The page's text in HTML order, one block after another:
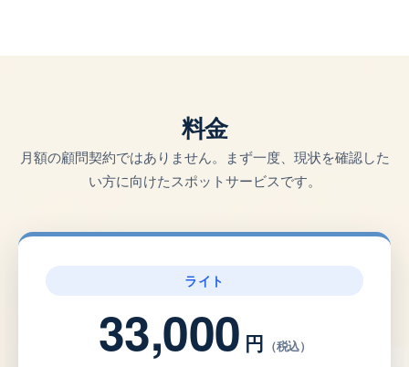
料金
月額の顧問契約ではありません。まず一度、現状を確認した
い方に向けたスポットサービスです。
ライト
33,000 円 （税込）